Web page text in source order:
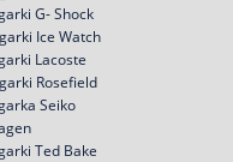
G- Shock
Ice Watch
Lacoste
Rosefield
Seiko
Ted Bake